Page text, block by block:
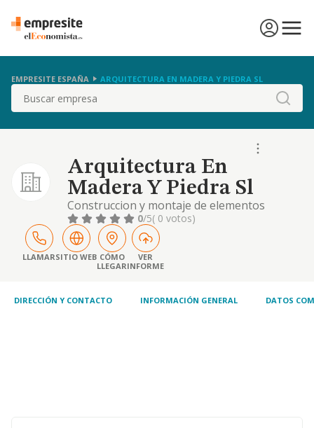
EMPRESITE ESPAÑA ARQUITECTURA EN MADERA Y PIEDRA SL
Buscar
Arquitectura En
Madera Y Piedra Sl
Construccion y montaje de elementos
madera. estructuras, carpinteria,
revestimientos decorativos, solados y
mobiliario, proteccion, secado y almacenaje,
tratamientos curativos y preventivos contra
xilofafos, control plag
0/5( 0 votos)
LLAMARSITIO WEB CÓMO
LLEGAR
VER
INFORME
DIRECCIÓN Y CONTACTO INFORMACIÓN GENERAL DATOS